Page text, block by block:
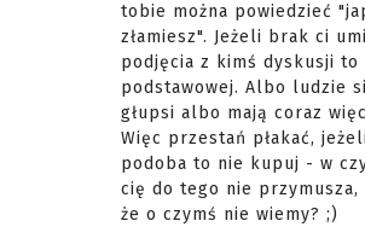
tobie można powiedzieć
złamiesz". Jeżeli brak ci
podjęcia z kimś dyskusji to
podstawowej. Albo ludzie
głupsi albo mają coraz
Więc przestań płakać,
podoba to nie kupuj - w
cię do tego nie
że o czymś nie wiemy? ;)